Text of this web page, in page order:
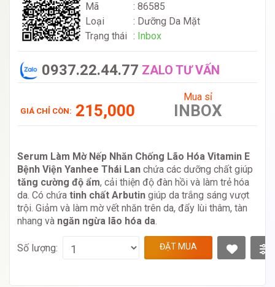
Mã
: 86585
Loại
: Dưỡng Da Mặt
Trạng thái : Inbox
0937.22.44.77 ZALO TƯ VẤN
GIÁ CHỈ CÒN: 215,000
Mua sỉ
INBOX
Serum Làm Mờ Nếp Nhăn Chống Lão Hóa Vitamin E
Bệnh Viện Yanhee Thái Lan chứa các dưỡng chất giúp
tăng cường độ ẩm, cải thiện độ đàn hồi và làm trẻ hóa
da. Có chứa tinh chất Arbutin giúp da trắng sáng vượt
trội. Giảm và làm mờ vết nhăn trên da, đẩy lùi thâm, tàn
nhang và ngăn ngừa lão hóa da.
Số lượng: ĐẶT MUA